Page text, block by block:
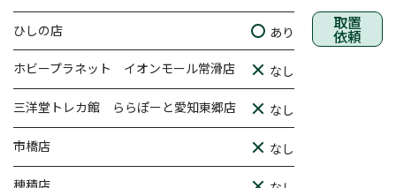
ひしの店 あり 取置
依頼
ホビープラネット イオンモール常滑店 なし
三洋堂トレカ館 ららぽーと愛知東郷店 なし
市橋店 なし